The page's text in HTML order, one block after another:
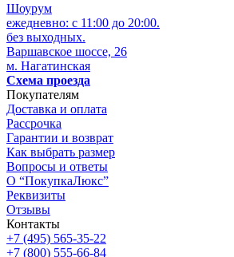
Шоурум
ежедневно: с 11:00 до 20:00.
без выходных.
Варшавское шоссе, 26
м. Нагатинская
Схема проезда
Покупателям
Доставка и оплата
Рассрочка
Гарантии и возврат
Как выбрать размер
Вопросы и ответы
О “ПокупкаЛюкс”
Реквизиты
Отзывы
Контакты
+7 (495) 565-35-22
+7 (800) 555-66-84